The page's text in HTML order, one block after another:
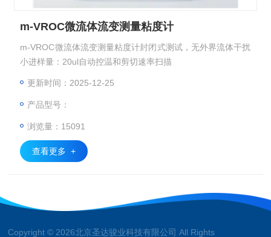
m-VROC微流体流变测量粘度计
m-VROC微流体流变测量粘度计封闭式测试，无外界流体干扰
小进样量：20ul自动控温和剪切速率扫描
更新时间：2025-12-25
产品型号：
浏览量：15091
查看更多 +
Copyright © 2026北京圣达骏业科技有限公司 All Rights